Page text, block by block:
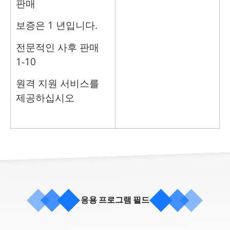
판매
보증은 1 년입니다.
전문적인 사후 판매
1-10
원격 지원 서비스를
제공하십시오
응용 프로그램 필드